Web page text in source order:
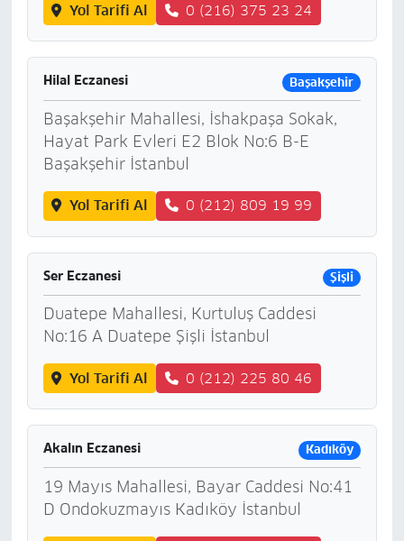
Yol Tarifi Al 0 (216) 375 23 24
Hilal Eczanesi Başakşehir
Başakşehir Mahallesi, İshakpaşa Sokak,
Hayat Park Evleri E2 Blok No:6 B-E
Başakşehir İstanbul
Yol Tarifi Al 0 (212) 809 19 99
Ser Eczanesi Şişli
Duatepe Mahallesi, Kurtuluş Caddesi
No:16 A Duatepe Şişli İstanbul
Yol Tarifi Al 0 (212) 225 80 46
Akalın Eczanesi Kadıköy
19 Mayıs Mahallesi, Bayar Caddesi No:41
D Ondokuzmayıs Kadıköy İstanbul